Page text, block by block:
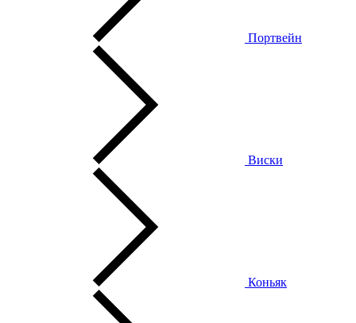
Портвейн
Виски
Коньяк